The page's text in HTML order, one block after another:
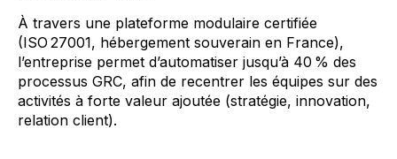
À travers une plateforme modulaire certifiée
(ISO 27001, hébergement souverain en France),
l’entreprise permet d’automatiser jusqu’à 40 % des
processus GRC, afin de recentrer les équipes sur des
activités à forte valeur ajoutée (stratégie, innovation,
relation client).